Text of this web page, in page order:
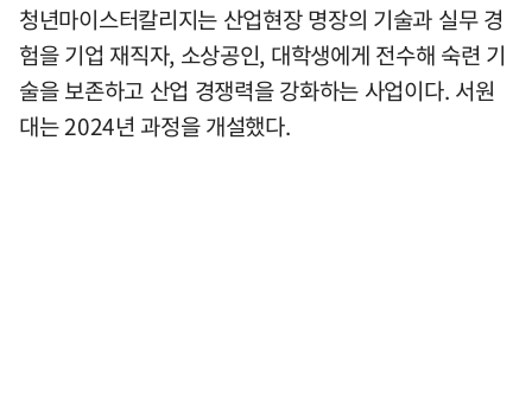
청년마이스터칼리지는 산업현장 명장의 기술과 실무 경
험을 기업 재직자, 소상공인, 대학생에게 전수해 숙련 기
술을 보존하고 산업 경쟁력을 강화하는 사업이다. 서원
대는 2024년 과정을 개설했다.